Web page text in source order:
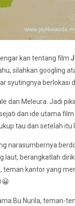
kan tentang film
silahkan googling
syutingnya berlokasi
dan Meleura. Jadi
dan ide utama
tau dan setelah itu
narasumbernya
laut, berangkatlah
teman kantor yang
Bu Nurila, teman-